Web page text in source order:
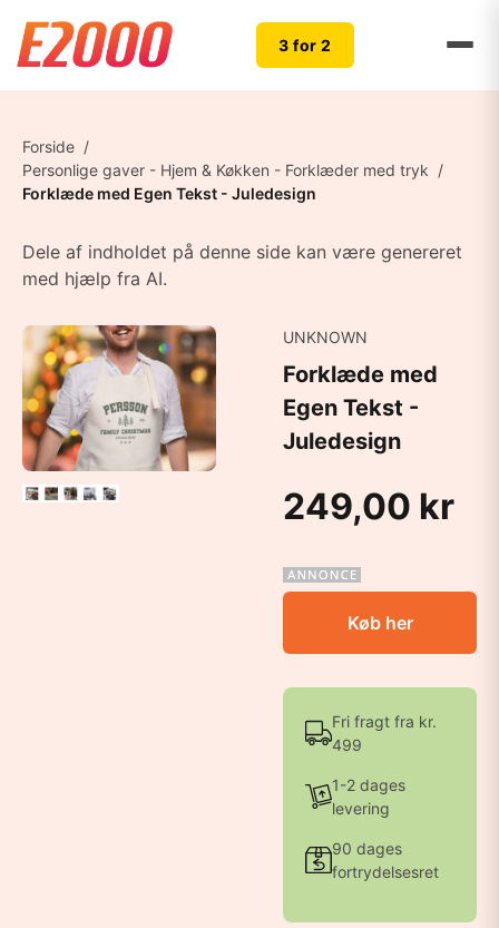
3 for 2
Forside /
Personlige gaver - Hjem & Køkken - Forklæder med tryk /
Forklæde med Egen Tekst - Juledesign
Dele af indholdet på denne side kan være genereret
med hjælp fra AI.
UNKNOWN
Forklæde med
Egen Tekst -
Juledesign
249,00 kr
Køb her
Fri fragt fra kr.
499
1-2 dages
levering
90 dages
fortrydelsesret